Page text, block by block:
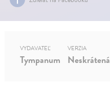
VYDAVATEĽ
Tympanum
VERZIA
Neskrátená